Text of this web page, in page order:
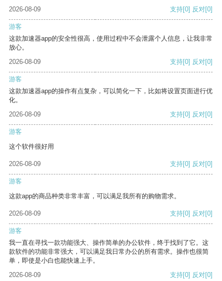
2026-08-09
支持[0] 反对[0]
游客
这款加速器app的安全性很高，使用过程中不会泄露个人信息，让我非常
放心。
2026-08-09
支持[0] 反对[0]
游客
这款加速器app的操作有点复杂，可以简化一下，比如将设置页面进行优
化。
2026-08-09
支持[0] 反对[0]
游客
这个软件很好用
2026-08-09 支持[0] 反对[0]
游客
这款app的商品种类非常丰富，可以满足我所有的购物需求。
2026-08-09 支持[0] 反对[0]
游客
我一直在寻找一款功能强大、操作简单的办公软件，终于找到了它。这
款软件的功能非常强大，可以满足我日常办公的所有需求。操作也很简
单，即使是小白也能快速上手。
2026-08-09
支持[0] 反对[0]